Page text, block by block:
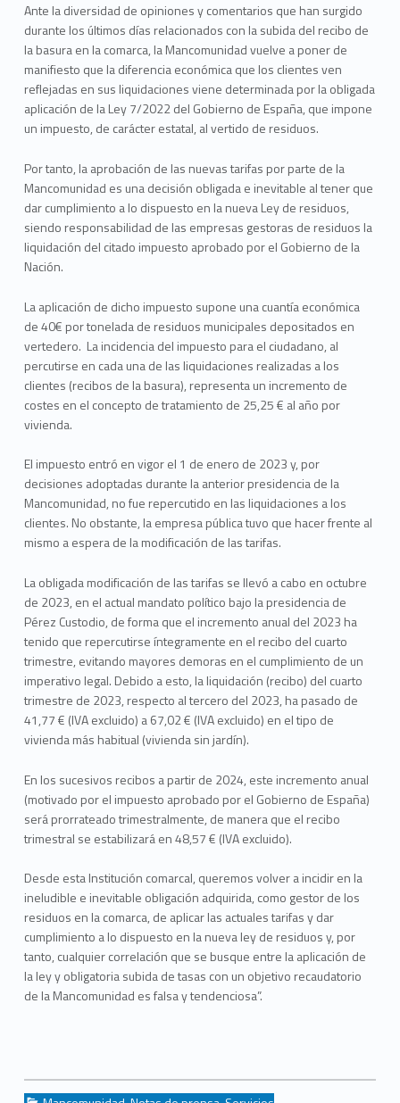
Ante la diversidad de opiniones y comentarios que han surgido
durante los últimos días relacionados con la subida del recibo de
la basura en la comarca, la Mancomunidad vuelve a poner de
manifiesto que la diferencia económica que los clientes ven
reflejadas en sus liquidaciones viene determinada por la obligada
aplicación de la Ley 7/2022 del Gobierno de España, que impone
un impuesto, de carácter estatal, al vertido de residuos.
Por tanto, la aprobación de las nuevas tarifas por parte de la
Mancomunidad es una decisión obligada e inevitable al tener que
dar cumplimiento a lo dispuesto en la nueva Ley de residuos,
siendo responsabilidad de las empresas gestoras de residuos la
liquidación del citado impuesto aprobado por el Gobierno de la
Nación.
La aplicación de dicho impuesto supone una cuantía económica
de 40€ por tonelada de residuos municipales depositados en
vertedero. La incidencia del impuesto para el ciudadano, al
percutirse en cada una de las liquidaciones realizadas a los
clientes (recibos de la basura), representa un incremento de
costes en el concepto de tratamiento de 25,25 € al año por
vivienda.
El impuesto entró en vigor el 1 de enero de 2023 y, por
decisiones adoptadas durante la anterior presidencia de la
Mancomunidad, no fue repercutido en las liquidaciones a los
clientes. No obstante, la empresa pública tuvo que hacer frente al
mismo a espera de la modificación de las tarifas.
La obligada modificación de las tarifas se llevó a cabo en octubre
de 2023, en el actual mandato político bajo la presidencia de
Pérez Custodio, de forma que el incremento anual del 2023 ha
tenido que repercutirse íntegramente en el recibo del cuarto
trimestre, evitando mayores demoras en el cumplimiento de un
imperativo legal. Debido a esto, la liquidación (recibo) del cuarto
trimestre de 2023, respecto al tercero del 2023, ha pasado de
41,77 € (IVA excluido) a 67,02 € (IVA excluido) en el tipo de
vivienda más habitual (vivienda sin jardín).
En los sucesivos recibos a partir de 2024, este incremento anual
(motivado por el impuesto aprobado por el Gobierno de España)
será prorrateado trimestralmente, de manera que el recibo
trimestral se estabilizará en 48,57 € (IVA excluido).
Desde esta Institución comarcal, queremos volver a incidir en la
ineludible e inevitable obligación adquirida, como gestor de los
residuos en la comarca, de aplicar las actuales tarifas y dar
cumplimiento a lo dispuesto en la nueva ley de residuos y, por
tanto, cualquier correlación que se busque entre la aplicación de
la ley y obligatoria subida de tasas con un objetivo recaudatorio
de la Mancomunidad es falsa y tendenciosa”.
Categorized in: